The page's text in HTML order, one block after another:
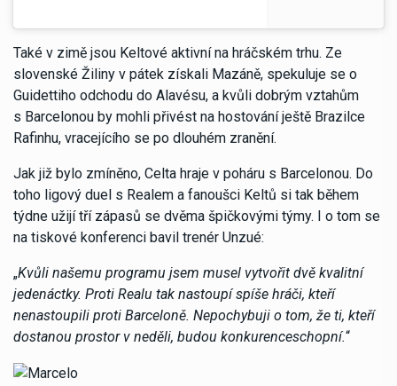
Také v zimě jsou Keltové aktivní na hráčském trhu. Ze
slovenské Žiliny v pátek získali Mazáně, spekuluje se o
Guidettiho odchodu do Alavésu, a kvůli dobrým vztahům
s Barcelonou by mohli přivést na hostování ještě Brazilce
Rafinhu, vracejícího se po dlouhém zranění.
Jak již bylo zmíněno, Celta hraje v poháru s Barcelonou. Do
toho ligový duel s Realem a fanoušci Keltů si tak během
týdne užijí tří zápasů se dvěma špičkovými týmy. I o tom se
na tiskové konferenci bavil trenér Unzué:
„Kvůli našemu programu jsem musel vytvořit dvě kvalitní
jedenáctky. Proti Realu tak nastoupí spíše hráči, kteří
nenastoupili proti Barceloně. Nepochybuji o tom, že ti, kteří
dostanou prostor v neděli, budou konkurenceschopní.“